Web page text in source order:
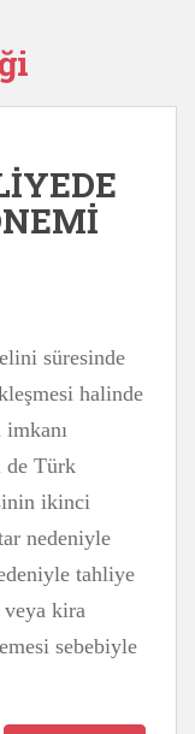
süresinde
halinde
imkanı
de Türk
ikinci
nedeniyle
tahliye
veya kira
sebebiyle